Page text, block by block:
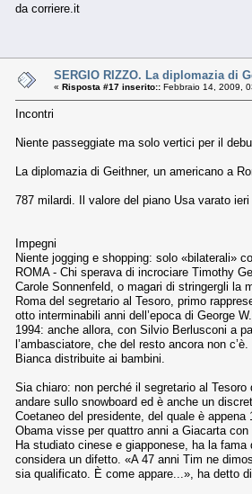
da corriere.it
SERGIO RIZZO. La diplomazia di
« Risposta #17 inserito:: Febbraio 14, 2009,
Incontri
Niente passeggiate ma solo vertici per il
La diplomazia di Geithner, un americano a
787 milardi. Il valore del piano Usa varato
Impegni
Niente jogging e shopping: solo «bilaterali»
ROMA - Chi sperava di incrociare Timothy
Carole Sonnenfeld, o magari di stringergli la
Roma del segretario al Tesoro, primo
otto interminabili anni dell’epoca di George
1994: anche allora, con Silvio Berlusconi a
l’ambasciatore, che del resto ancora non
Bianca distribuite ai bambini.
Sia chiaro: non perché il segretario al
andare sullo snowboard ed è anche un
Coetaneo del presidente, del quale è
Obama visse per quattro anni a Giacarta
Ha studiato cinese e giapponese, ha la
considera un difetto. «A 47 anni Tim ne
sia qualificato. È come appare...», ha detto